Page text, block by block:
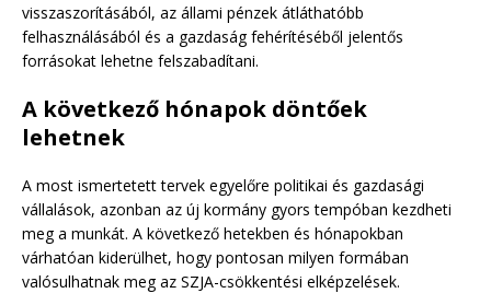
visszaszorításából, az állami pénzek átláthatóbb
felhasználásából és a gazdaság fehérítéséből jelentős
forrásokat lehetne felszabadítani.
A következő hónapok döntőek
lehetnek
A most ismertetett tervek egyelőre politikai és gazdasági
vállalások, azonban az új kormány gyors tempóban kezdheti
meg a munkát. A következő hetekben és hónapokban
várhatóan kiderülhet, hogy pontosan milyen formában
valósulhatnak meg az SZJA-csökkentési elképzelések.